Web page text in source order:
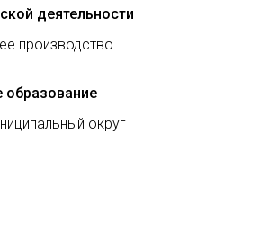
деятельности
производство
образование
округ